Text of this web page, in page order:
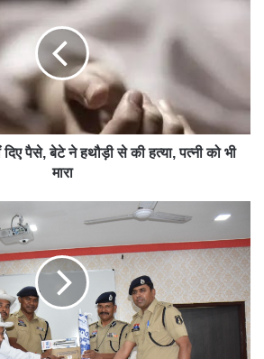
दिए पैसे, बेटे ने हथौड़ी से की हत्या, पत्नी को भी
मारा